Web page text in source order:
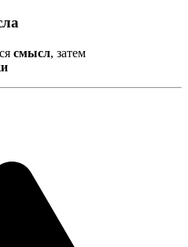
смысл, затем